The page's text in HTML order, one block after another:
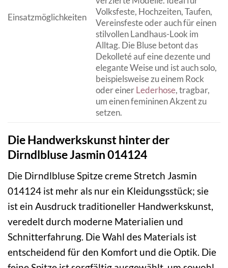
Einsatzmöglichkeiten
Volksfeste, Hochzeiten, Taufen,
Vereinsfeste oder auch für einen
stilvollen Landhaus-Look im
Alltag. Die Bluse betont das
Dekolleté auf eine dezente und
elegante Weise und ist auch solo,
beispielsweise zu einem Rock
oder einerLederhose, tragbar,
um einen femininen Akzent zu
setzen.
Die Handwerkskunst hinter der
Dirndlbluse Jasmin 014124
Die Dirndlbluse Spitze creme Stretch Jasmin
014124 ist mehr als nur ein Kleidungsstück; sie
ist ein Ausdruck traditioneller Handwerkskunst,
veredelt durch moderne Materialien und
Schnitterfahrung. Die Wahl des Materials ist
entscheidend für den Komfort und die Optik. Die